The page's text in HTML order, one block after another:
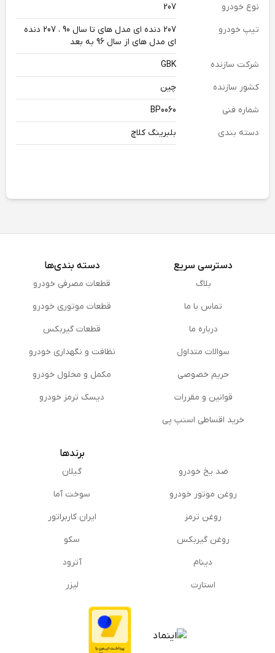
نوع خودرو
207
تیپ خودرو
207 دنده ای مدل های تا سال 90 ، 207 دنده
ای مدل های از سال 96 به بعد
شرکت سازنده
GBK
کشور سازنده
چین
شماره فنی
BP0060
دسته بندی
بلبرینگ کلاچ
دسترسی سریع
بلاگ
تماس با ما
درباره ما
سوالات متداول
حریم خصوصی
قوانین و مقررات
خرید اقساطی اسنپ پی
دسته بندی‌ها
قطعات مصرفی خودرو
قطعات موتوری خودرو
قطعات گیربکس
نظافت و نگهداری خودرو
مكمل و محلول خودرو
دیسک ترمز خودرو
ضد یخ خودرو
روغن موتور خودرو
روغن ترمز
روغن گیربكس
دینام
استارت
برندها
گیلان
سوخت آما
ایران کاربراتور
سکو
آترود
لیزر